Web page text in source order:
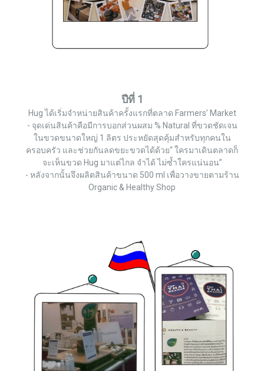
ปีที่ 1
Hug ได้เริ่มจำหน่ายสินค้าครั้งแรกที่ตลาด Farmers’ Market
- จุดเด่นสินค้าคือมีการบอกส่วนผสม % Natural ที่ขวดชัดเจน
ในขวดขนาดใหญ่ 1 ลิตร ประหยัดสุดคุ้มสำหรับทุกคนใน
ครอบครัว และช่วยกันลดขยะขวดได้ด้วย“ ใครมาเดินตลาดก็
จะเห็นขวด Hug มาแต่ไกล จำได้ ไม่ซ้ำใครแน่นอน”
- หลังจากนั้นจึงผลิตสินค้าขนาด 500 ml เพื่อวางขายตามร้าน
Organic & Healthy Shop